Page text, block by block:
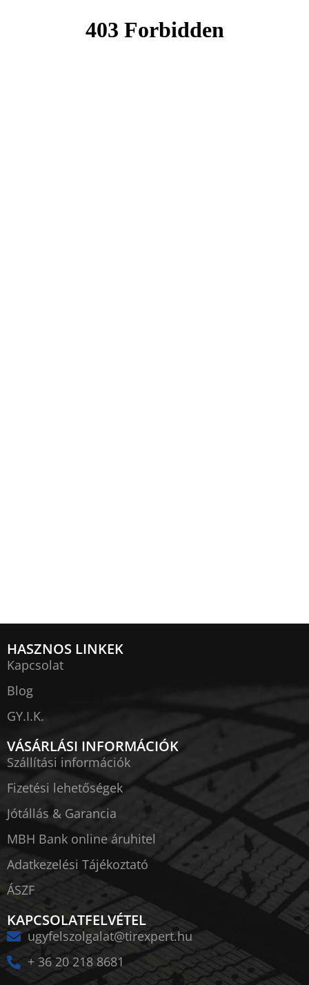
HASZNOS LINKEK
Kapcsolat
Blog
GY.I.K.
VÁSÁRLÁSI INFORMÁCIÓK
Szállítási információk
Fizetési lehetőségek
Jótállás & Garancia
MBH Bank online áruhitel
Adatkezelési Tájékoztató
ÁSZF
KAPCSOLATFELVÉTEL
ugyfelszolgalat@tirexpert.hu
+ 36 20 218 8681